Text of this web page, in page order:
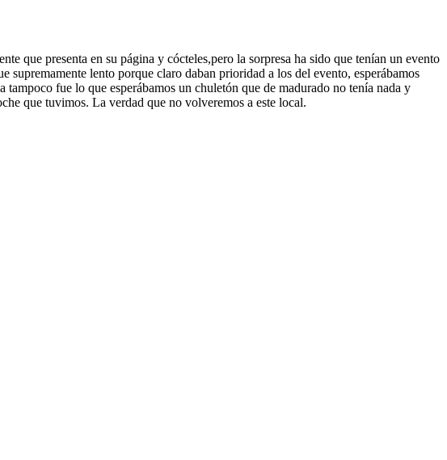
que presenta en su página y cócteles,pero la sorpresa ha sido que tenían un evento
supremamente lento porque claro daban prioridad a los del evento, esperábamos
fue lo que esperábamos un chuletón que de madurado no tenía nada y
que tuvimos. La verdad que no volveremos a este local.